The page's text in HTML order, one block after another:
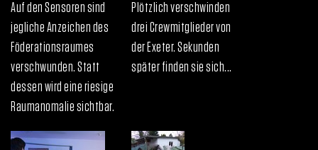
Auf den Sensoren sind
jegliche Anzeichen des
Föderationsraumes
verschwunden. Statt
dessen wird eine riesige
Raumanomalie sichtbar.
Plötzlich verschwinden
drei Crewmitglieder von
der Exeter. Sekunden
später finden sie sich...